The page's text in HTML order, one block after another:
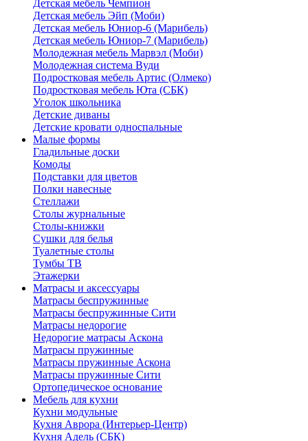
Детская мебель Чемпион
Детская мебель Эйп (Моби)
Детская мебель Юниор-6 (Марибель)
Детская мебель Юниор-7 (Марибель)
Молодежная мебель Марвэл (Моби)
Молодежная система Вуди
Подростковая мебель Артис (Олмеко)
Подростковая мебель Юта (СБК)
Уголок школьника
Детские диваны
Детские кровати односпальные
Малые формы
Гладильные доски
Комоды
Подставки для цветов
Полки навесные
Стеллажи
Столы журнальные
Столы-книжки
Сушки для белья
Туалетные столы
Тумбы ТВ
Этажерки
Матрасы и аксессуары
Матрасы беспружинные
Матрасы беспружинные Сити
Матрасы недорогие
Недорогие матрасы Аскона
Матрасы пружинные
Матрасы пружинные Аскона
Матрасы пружинные Сити
Ортопедическое основание
Мебель для кухни
Кухни модульные
Кухня Аврора (Интерьер-Центр)
Кухня Адель (СБК)